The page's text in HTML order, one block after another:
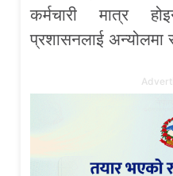
कर्मचारी मात्र
प्रशासनलाई अन्योलमा